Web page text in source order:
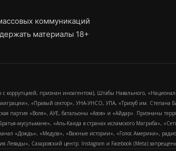
коммуникаций
материалы 18+
коррупцией, признан иноагентом), Штабы Навального,
«Правый сектор», УНА-УНСО, УПА, «Тризуб им.
партия «Воля», АУЕ, батальоны «Азов» и «Айдар». Признаны
мусульмане», «Аль-Каида в странах исламского Магриба»,
«Дождь», «Медуза», «Важные истории», «Голос Америки»,
Сахаровский центр. Instagram и Facebook (Metа)